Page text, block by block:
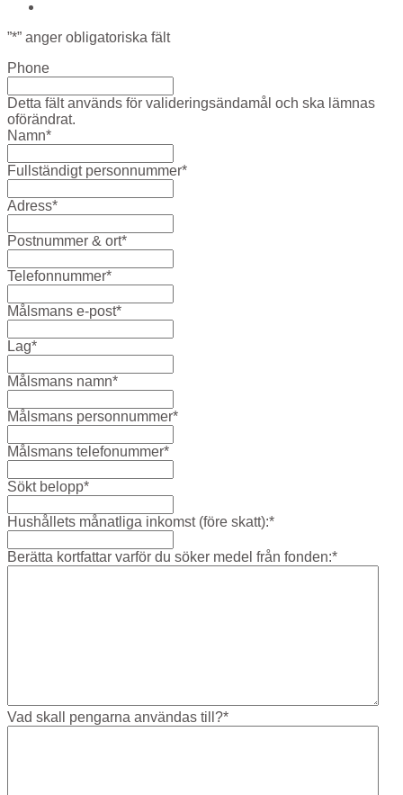
”*” anger obligatoriska fält
Phone
Detta fält används för valideringsändamål och ska lämnas
oförändrat.
Namn*
Fullständigt personnummer*
Adress*
Postnummer & ort*
Telefonnummer*
Målsmans e-post*
Lag*
Målsmans namn*
Målsmans personnummer*
Målsmans telefonummer*
Sökt belopp*
Hushållets månatliga inkomst (före skatt):*
Berätta kortfattar varför du söker medel från fonden:*
Vad skall pengarna användas till?*